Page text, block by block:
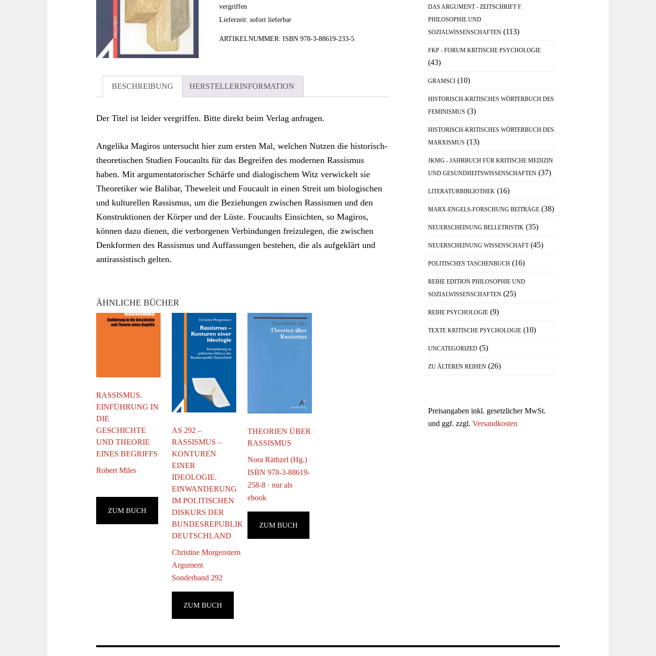
vergriffen
Lieferzeit: sofort lieferbar
ARTIKELNUMMER: ISBN 978-3-88619-233-5
BESCHREIBUNG HERSTELLERINFORMATION
Der Titel ist leider vergriffen. Bitte direkt beim Verlag anfragen.
Angelika Magiros untersucht hier zum ersten Mal, welchen Nutzen die historisch-
theoretischen Studien Foucaults für das Begreifen des modernen Rassismus
haben. Mit argumentatorischer Schärfe und dialogischem Witz verwickelt sie
Theoretiker wie Balibar, Theweleit und Foucault in einen Streit um biologischen
und kulturellen Rassismus, um die Beziehungen zwischen Rassismen und den
Konstruktionen der Körper und der Lüste. Foucaults Einsichten, so Magiros,
können dazu dienen, die verborgenen Verbindungen freizulegen, die zwischen
Denkformen des Rassismus und Auffassungen bestehen, die als aufgeklärt und
antirassistisch gelten.
ÄHNLICHE BÜCHER
RASSISMUS.
EINFÜHRUNG IN
DIE
GESCHICHTE
UND THEORIE
EINES BEGRIFFS
Robert Miles
ZUM BUCH
AS 292 –
RASSISMUS –
KONTUREN
EINER
IDEOLOGIE.
EINWANDERUNG
IM POLITISCHEN
DISKURS DER
BUNDESREPUBLIK
DEUTSCHLAND
Christine Morgenstern
Argument
Sonderband 292
ZUM BUCH
THEORIEN ÜBER
RASSISMUS
Nora Räthzel (Hg.)
ISBN 978-3-88619-
258-8 · nur als
ebook
ZUM BUCH
DAS ARGUMENT - ZEITSCHRIFT F.
PHILOSOPHIE UND
SOZIALWISSENSCHAFTEN (113)
FKP - FORUM KRITISCHE PSYCHOLOGIE
(43)
GRAMSCI (10)
HISTORISCH-KRITISCHES WÖRTERBUCH DES
FEMINISMUS (3)
HISTORISCH-KRITISCHES WÖRTERBUCH DES
MARXISMUS (13)
JKMG - JAHRBUCH FÜR KRITISCHE MEDIZIN
UND GESUNDHEITSWISSENSCHAFTEN (37)
LITERATURBIBLIOTHEK (16)
MARX-ENGELS-FORSCHUNG BEITRÄGE (38)
NEUERSCHEINUNG BELLETRISTIK (35)
NEUERSCHEINUNG WISSENSCHAFT (45)
POLITISCHES TASCHENBUCH (16)
REIHE EDITION PHILOSOPHIE UND
SOZIALWISSENSCHAFTEN (25)
REIHE PSYCHOLOGIE (9)
TEXTE KRITISCHE PSYCHOLOGIE (10)
UNCATEGORIZED (5)
ZU ÄLTEREN REIHEN (26)
Preisangaben inkl. gesetzlicher MwSt.
und ggf. zzgl. Versandkosten